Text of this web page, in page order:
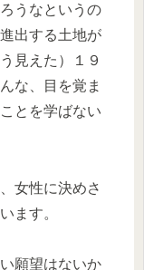
うなというの
出する土地が
見えた）１９
な、目を覚ま
とを学ばない
女性に決めさ
ます。
願望はないか